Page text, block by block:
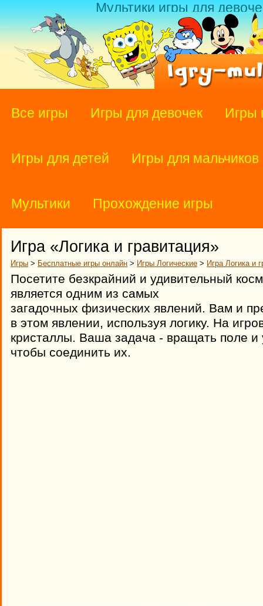
Мультики игры для
Все игры Игры для девочек Игры
Игры для детей Игры для мальчиков
Мультики Прохождение игры
Игра «Логика и гравитация»
Игры > Бесплатные игры онлайн > Игры Логические > Игра Логика и
Посетите безкрайний и удивительный
является одним из самых
загадочных физических явлений. Вам и
в этом явлении, используя логику. На
кристаллы. Ваша задача - вращать поле и
чтобы соединить их.